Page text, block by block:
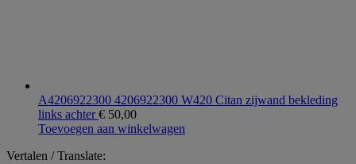
A4206922300 4206922300 W420 Citan zijwand bekleding
links achter€ 50,00
Toevoegen aan winkelwagen
Vertalen / Translate: